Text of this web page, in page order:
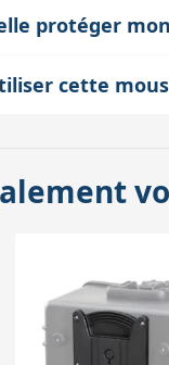
ou
utile. Vous
protéger
30B055,
cette
optimal et donc